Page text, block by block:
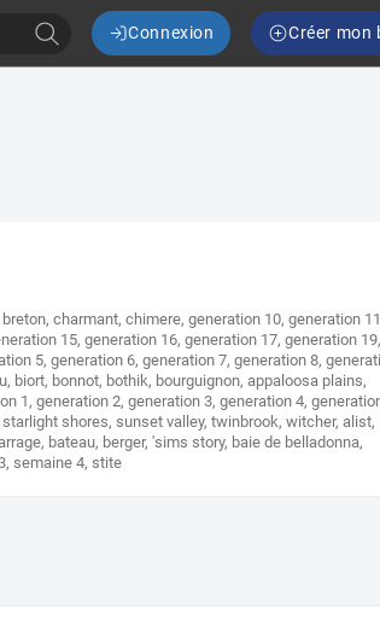
Connexion Créer mon
breton,charmant,chimere,generation 10,generation
15,generation 16,generation 17,generation 19,
5,generation 6,generation 7,generation 8,
, biort, bonnot, bothik, bourguignon,appaloosa plains,
1,generation 2,generation 3,generation 4,
starlight shores,sunset valley,twinbrook,witcher,alist,
, bateau, berger,'sims story, baie de belladonna,
,semaine 4,stite